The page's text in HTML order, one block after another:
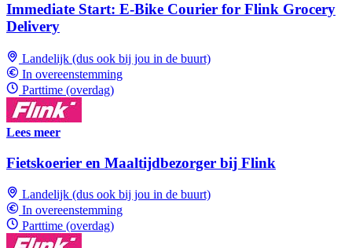
Immediate Start: E-Bike Courier for Flink Grocery
Delivery
Landelijk (dus ook bij jou in de buurt)
In overeenstemming
Parttime (overdag)
Lees meer
Fietskoerier en Maaltijdbezorger bij Flink
Landelijk (dus ook bij jou in de buurt)
In overeenstemming
Parttime (overdag)